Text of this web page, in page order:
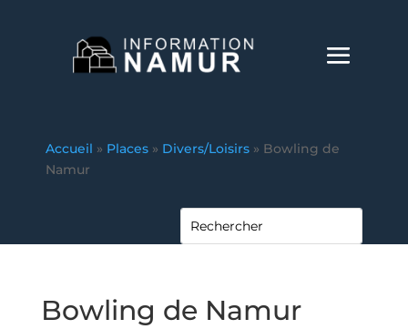
Accueil » Places » Divers/Loisirs » Bowling de
Namur
Bowling de Namur